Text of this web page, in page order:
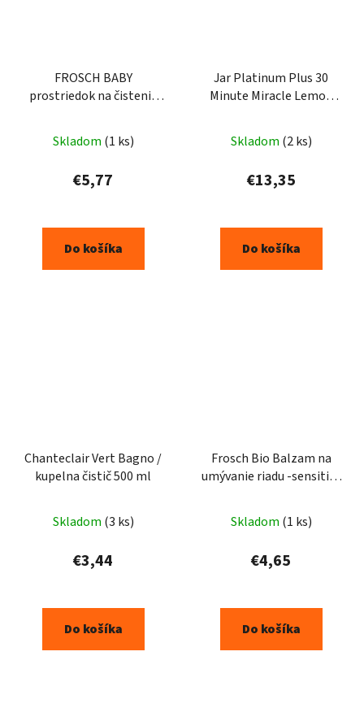
FROSCH BABY
prostriedok na čistenie
cumlíkov 500ml
Skladom (1 ks)
€5,77
Do košíka
Jar Platinum Plus 30
Minute Miracle Lemon
Skladom (2 ks)
€13,35
Do košíka
Chanteclair Vert Bagno /
kupelna čistič 500 ml
Skladom (3 ks)
€3,44
Do košíka
Frosch Bio Balzam na
umývanie riadu -sensitive
Skladom (1 ks)
€4,65
Do košíka